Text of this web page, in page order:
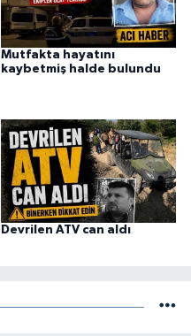
Mutfakta hayatını
kaybetmiş halde bulundu
Devrilen ATV can aldı